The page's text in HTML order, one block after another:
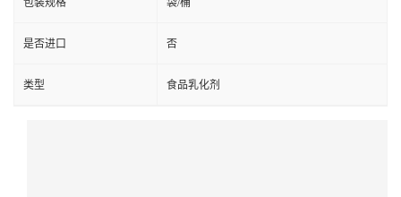
是否进口 否
类型 食品乳化剂